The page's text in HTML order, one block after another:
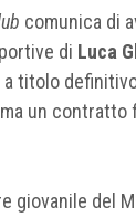
comunica di
di Luca
titolo
un contratto
giovanile del